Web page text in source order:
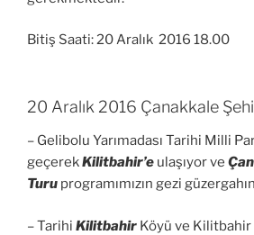
Bitiş Saati: 20 Aralık 2016 18.00
20 Aralık 2016 Çanakkale
– Gelibolu Yarımadası Tarihi Milli
geçerekKilitbahir’e ulaşıyor ve
Turu programımızın gezi
– Tarihi Kilitbahir Köyü ve Kilitbahir